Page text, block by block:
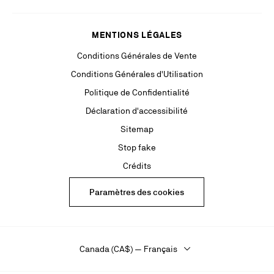
MENTIONS LÉGALES
Conditions Générales de Vente
Conditions Générales d'Utilisation
Politique de Confidentialité
Déclaration d'accessibilité
Sitemap
Stop fake
Crédits
Paramètres des cookies
Canada (CA$) — Français